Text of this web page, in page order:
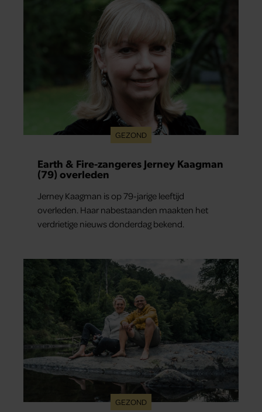
partners kunnen deze gegevens combineren met andere
informatie die u aan ze heeft verstrekt of die ze hebben
verzameld op basis van uw gebruik van hun services. U
gaat akkoord met onze cookies als u onze website blijft
GEZOND
Earth & Fire-zangeres Jerney Kaagman
(79) overleden
Jerney Kaagman is op 79-jarige leeftijd
overleden. Haar nabestaanden maakten het
verdrietige nieuws donderdag bekend.
GEZOND